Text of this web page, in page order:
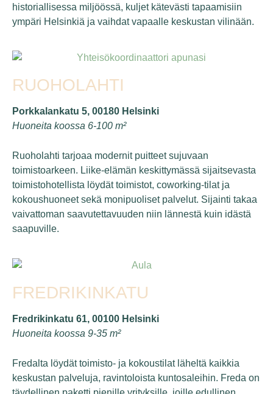
historiallisessa miljöössä, kuljet kätevästi tapaamisiin
ympäri Helsinkiä ja vaihdat vapaalle keskustan vilinään.
RUOHOLAHTI
Porkkalankatu 5, 00180 Helsinki
Huoneita koossa 6-100 m²
Ruoholahti tarjoaa modernit puitteet sujuvaan
toimistoarkeen. Liike-elämän keskittymässä sijaitsevasta
toimistohotellista löydät toimistot, coworking-tilat ja
kokoushuoneet sekä monipuoliset palvelut. Sijainti takaa
vaivattoman saavutettavuuden niin lännestä kuin idästä
saapuville.
FREDRIKINKATU
Fredrikinkatu 61, 00100 Helsinki
Huoneita koossa 9-35 m²
Fredalta löydät toimisto- ja kokoustilat läheltä kaikkia
keskustan palveluja, ravintoloista kuntosaleihin. Freda on